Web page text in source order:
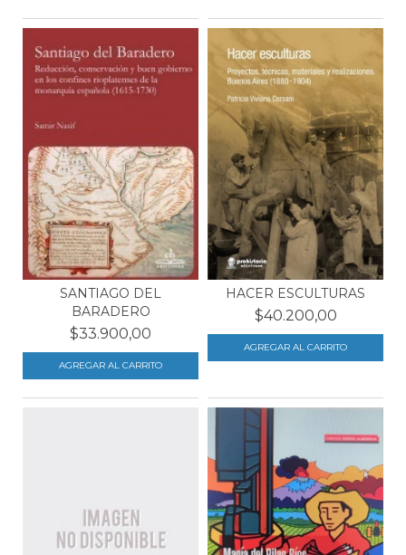
SANTIAGO DEL
BARADERO
$33.900,00
HACER ESCULTURAS
$40.200,00